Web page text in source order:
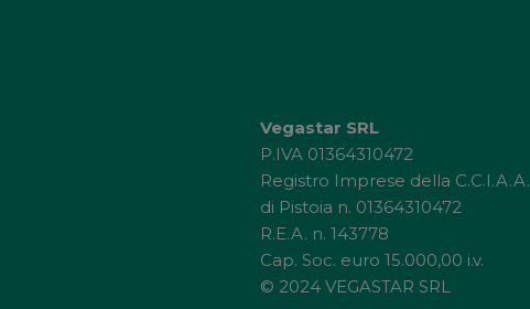
Vegastar SRL
P.IVA 01364310472
Registro Imprese della C.C.I.A.A.
di Pistoia n. 01364310472
R.E.A. n. 143778
Cap. Soc. euro 15.000,00 i.v.
© 2024 VEGASTAR SRL